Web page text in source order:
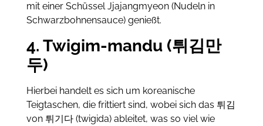
mit einer Schüssel Jjajangmyeon (Nudeln in
Schwarzbohnensauce) genießt.
4. Twigim-mandu (튀김만
두)
Hierbei handelt es sich um koreanische
Teigtaschen, die frittiert sind, wobei sich das 튀김
von 튀기다 (twigida) ableitet, was so viel wie